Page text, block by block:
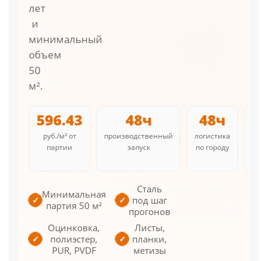
лет
и
минимальный
объем
50
м².
596.43
руб./м² от
партии
48ч
производственный
запуск
48ч
логистика
по городу
✓ Минимальная
партия 50 м²
✓
Сталь
под шаг
прогонов
✓
Оцинковка,
полиэстер,
PUR, PVDF
✓
Листы,
планки,
метизы